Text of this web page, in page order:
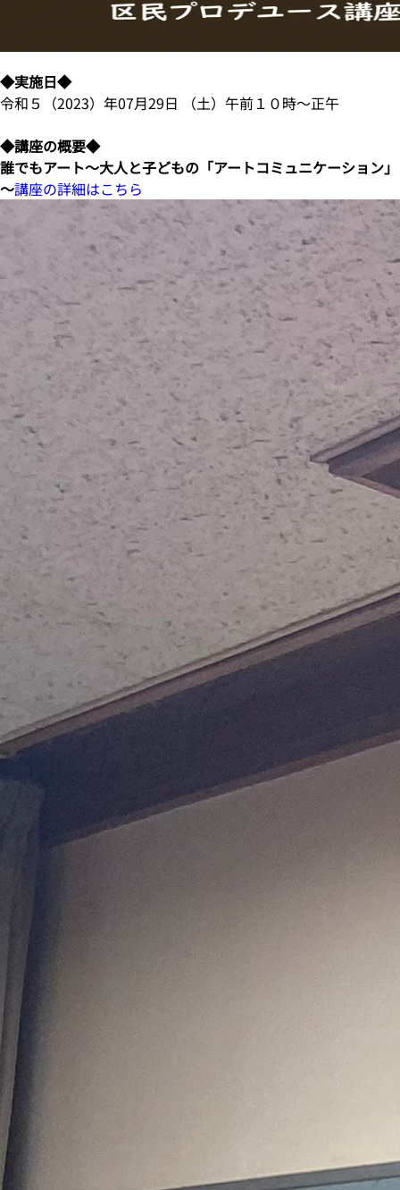
◆実施日◆
令和５（2023）年07月29日 （土）午前１０時～正午
◆講座の概要◆
誰でもアート～大人と子どもの「アートコミュニケーション」
～講座の詳細はこちら